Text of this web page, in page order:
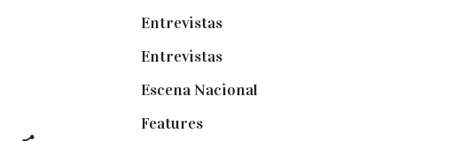
Entrevistas(36)
Entrevistas(14)
Escena Nacional
Features(29)